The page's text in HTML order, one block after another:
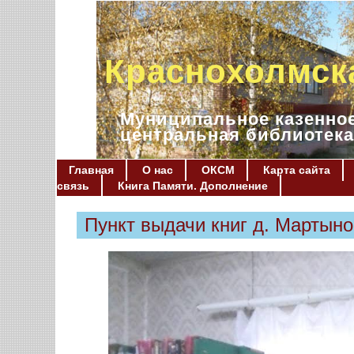
Муниципальное
центральная
Главная О нас ОКСМ
Карта сайта
связь
Книга Памяти. Дополнение
Пункт выдачи книг д.